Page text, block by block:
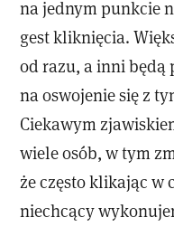
na jednym punkcie
gest kliknięcia.
od razu, a inni
na oswojenie się z
Ciekawym
wiele osób, w tym
że często klikając w
niechcący